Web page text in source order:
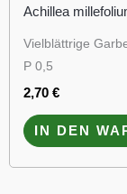
Achillea
Vielblättrige
P 0,5
2,70 €
IN DEN